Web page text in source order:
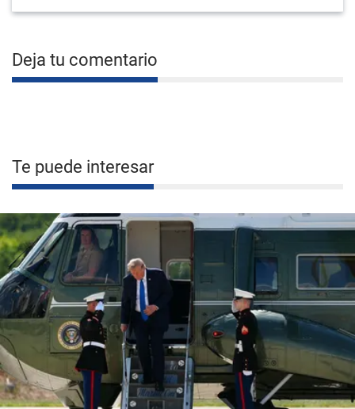
Deja tu comentario
Te puede interesar